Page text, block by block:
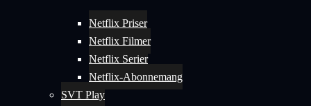
Netflix Priser
Netflix Filmer
Netflix Serier
Netflix-Abonnemang
SVT Play